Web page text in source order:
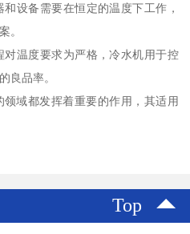
设备需要在恒定的温度下工作，
。
温度要求为严格，冷水机用于控
良品率。
域都发挥着重要的作用，其适用
Top